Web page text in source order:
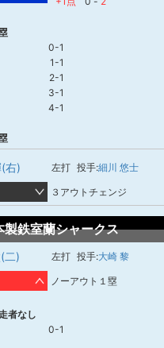
0-1
1-1
2-1
3-1
4-1
右) 左打 投手:細川 悠士
３アウトチェンジ
鉄室蘭シャークス
二) 左打 投手:大崎 黎
ノーアウト１塁
者なし
0-1